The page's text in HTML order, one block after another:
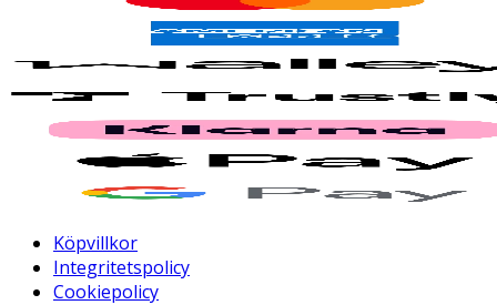
Köpvillkor
Integritetspolicy
Cookiepolicy